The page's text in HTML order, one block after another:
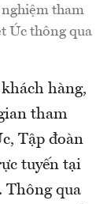
tham
Úc thông qua
hàng,
tham
Tập đoàn
tuyến tại
Thông qua